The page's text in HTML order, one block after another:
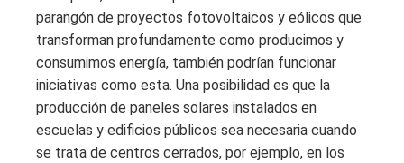
parangón de proyectos fotovoltaicos y eólicos que
transforman profundamente como producimos y
consumimos energía, también podrían funcionar
iniciativas como esta. Una posibilidad es que la
producción de paneles solares instalados en
escuelas y edificios públicos sea necesaria cuando
se trata de centros cerrados, por ejemplo, en los